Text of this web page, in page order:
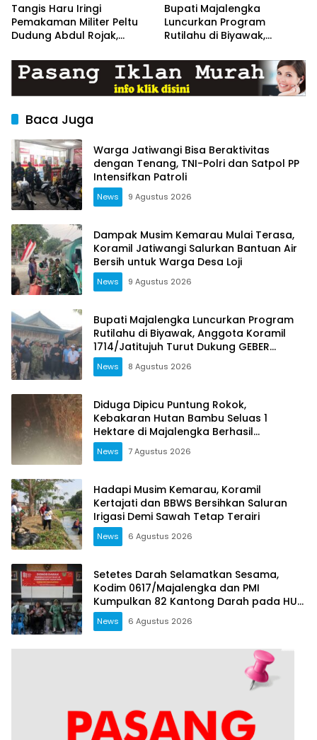
Tangis Haru Iringi
Pemakaman Militer Peltu
Dudung Abdul Rojak,
Upacara Penghormatan
Terakhir
Bupati Majalengka
Luncurkan Program
Rutilahu di Biyawak,
1714/Jatitujuh Turut
Dukung GEBER Bersama
Warga
Baca Juga
Warga Jatiwangi Bisa Beraktivitas
dengan Tenang, TNI-Polri dan Satpol PP
Intensifkan Patroli
News 9 Agustus 2026
Dampak Musim Kemarau Mulai Terasa,
Koramil Jatiwangi Salurkan Bantuan Air
Bersih untuk Warga Desa Loji
News 9 Agustus 2026
Bupati Majalengka Luncurkan Program
Rutilahu di Biyawak, Anggota Koramil
1714/Jatitujuh Turut Dukung GEBER
Bersama Warga
News 8 Agustus 2026
Diduga Dipicu Puntung Rokok,
Kebakaran Hutan Bambu Seluas 1
Hektare di Majalengka Berhasil
Dipadamkan
News 7 Agustus 2026
Hadapi Musim Kemarau, Koramil
Kertajati dan BBWS Bersihkan Saluran
Irigasi Demi Sawah Tetap Terairi
News 6 Agustus 2026
Setetes Darah Selamatkan Sesama,
Kodim 0617/Majalengka dan PMI
Kumpulkan 82 Kantong Darah pada HUT
RI ke-81
News 6 Agustus 2026